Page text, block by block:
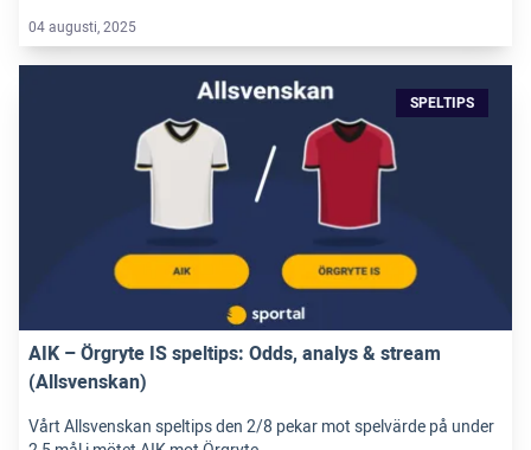
04 augusti, 2025
SPELTIPS
AIK – Örgryte IS speltips: Odds, analys & stream
(Allsvenskan)
Vårt Allsvenskan speltips den 2/8 pekar mot spelvärde på under